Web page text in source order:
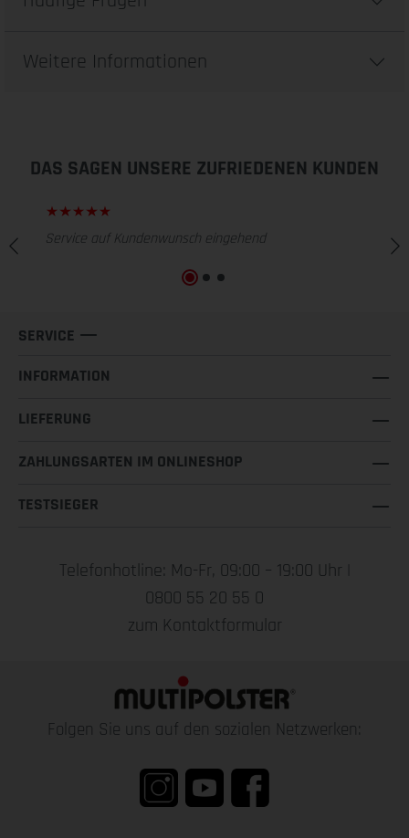
Weitere Informationen
DAS SAGEN UNSERE ZUFRIEDENEN KUNDEN
Service auf Kundenwunsch eingehend
SERVICE
INFORMATION
LIEFERUNG
ZAHLUNGSARTEN IM ONLINESHOP
TESTSIEGER
Telefonhotline: Mo-Fr, 09:00 – 19:00 Uhr |
0800 55 20 55 0
zum Kontaktformular
Folgen Sie uns auf den sozialen Netzwerken: